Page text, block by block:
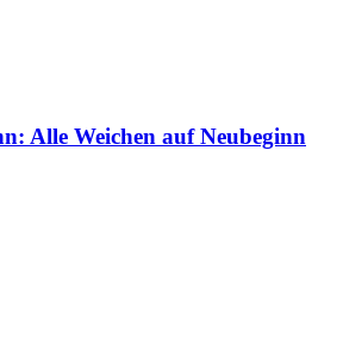
Alle Weichen auf Neubeginn